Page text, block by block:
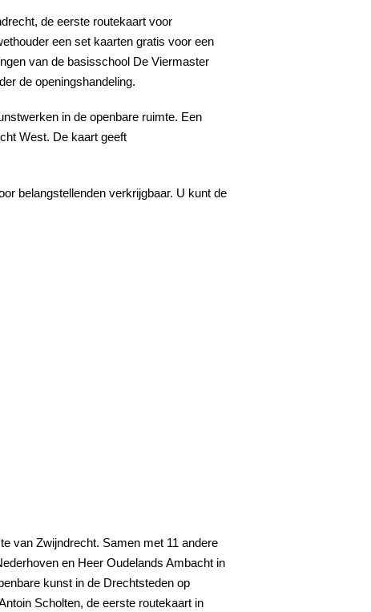
de eerste routekaart voor
een set kaarten gratis voor een
van de basisschool De Viermaster
de openingshandeling.
in de openbare ruimte. Een
West. De kaart geeft
belangstellenden verkrijgbaar. U kunt de
van Zwijndrecht. Samen met 11 andere
en Heer Oudelands Ambacht in
kunst in de Drechtsteden op
Scholten, de eerste routekaart in